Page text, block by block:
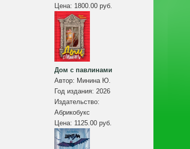
Цена: 1800.00 руб.
Дом с павлинами
Автор: Минина Ю.
Год издания: 2026
Издательство:
Абрикобукс
Цена: 1125.00 руб.